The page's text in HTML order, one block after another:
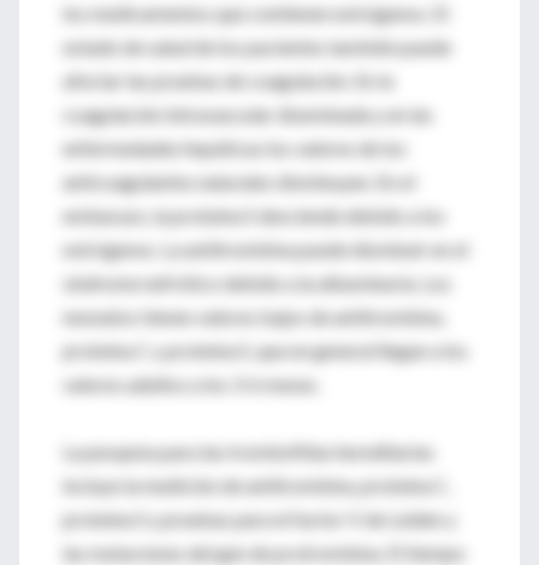
los medicamentos que contienen estrógenos. El
estado de salud de los pacientes también puede
afectar las pruebas de coagulación. En la
coagulación intravascular diseminada y en las
enfermedades hepáticas los valores de los
anticoagulantes naturales disminuyen. En el
embarazo, la proteína S desciende debido a los
estrógenos. La antitrombina puede disminuir en el
síndrome nefrótico debido a la albuminuria. Los
neonatos tienen valores bajos de antitrombina,
proteína C y proteína S, que en general llegan a los
valores adultos a los 3-6 meses.
La pesquisa para las trombofilias hereditarias
incluye la medición de antitrombina, proteína C,
proteína S y pruebas para el factor V de Leiden y
las mutaciones del gen de protrombina. El tiempo